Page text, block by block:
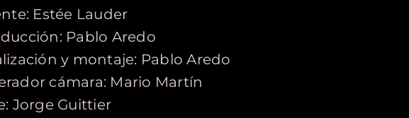
Estée Lauder
Pablo Aredo
y montaje: Pablo Aredo
cámara: Mario Martín
Jorge Guittier